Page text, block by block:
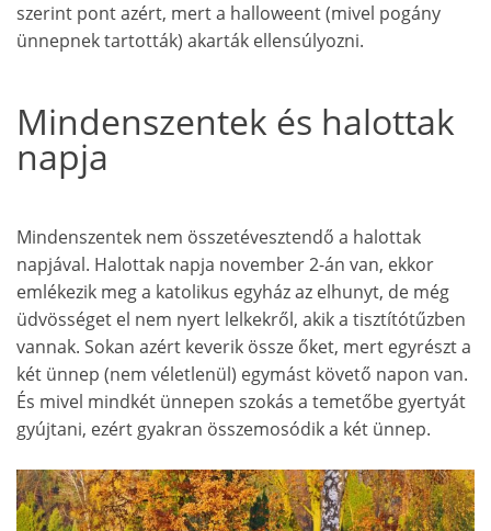
szerint pont azért, mert a halloweent (mivel pogány
ünnepnek tartották) akarták ellensúlyozni.
Mindenszentek és halottak
napja
Mindenszentek nem összetévesztendő a halottak
napjával. Halottak napja november 2-án van, ekkor
emlékezik meg a katolikus egyház az elhunyt, de még
üdvösséget el nem nyert lelkekről, akik a tisztítótűzben
vannak. Sokan azért keverik össze őket, mert egyrészt a
két ünnep (nem véletlenül) egymást követő napon van.
És mivel mindkét ünnepen szokás a temetőbe gyertyát
gyújtani, ezért gyakran összemosódik a két ünnep.